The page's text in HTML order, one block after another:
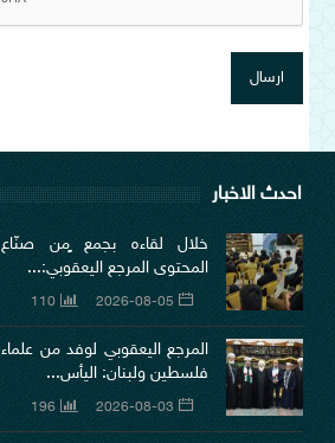
احدث الاخبار
خلال لقاءه بجمع ٍمن صنّاع
المحتوى المرجع اليعقوبي:...
2026-08-05
110
المرجع اليعقوبي لوفد من علماء
فلسطين ولبنان: اليأس...
2026-08-03
196